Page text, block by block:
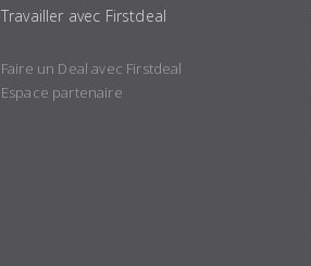
Travailler avec Firstdeal
Faire un Deal avec Firstdeal
Espace partenaire